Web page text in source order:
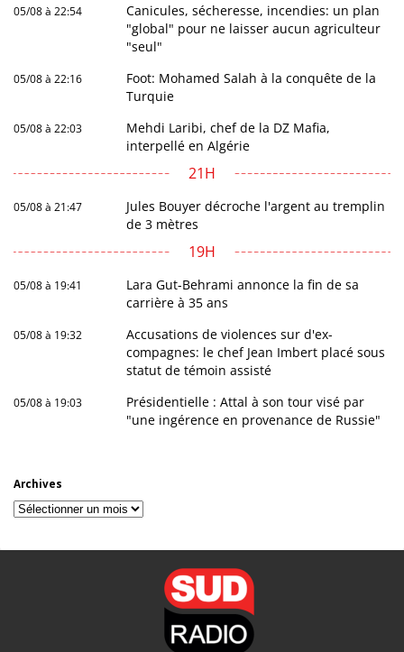
05/08 à 22:54
Canicules, sécheresse, incendies: un plan
"global" pour ne laisser aucun agriculteur
"seul"
05/08 à 22:16
Foot: Mohamed Salah à la conquête de la
Turquie
05/08 à 22:03
Mehdi Laribi, chef de la DZ Mafia,
interpellé en Algérie
21H
05/08 à 21:47
Jules Bouyer décroche l'argent au tremplin
de 3 mètres
19H
05/08 à 19:41
Lara Gut-Behrami annonce la fin de sa
carrière à 35 ans
05/08 à 19:32
Accusations de violences sur d'ex-
compagnes: le chef Jean Imbert placé sous
statut de témoin assisté
05/08 à 19:03
Présidentielle : Attal à son tour visé par
"une ingérence en provenance de Russie"
Archives
Archives